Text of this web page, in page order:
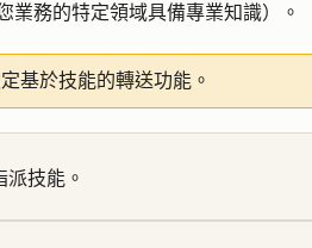
業務的特定領域具備專業知識）。
定基於技能的轉送功能。
技能。